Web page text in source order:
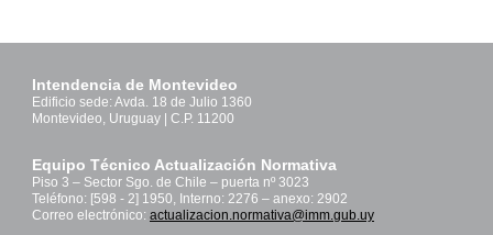
Intendencia de Montevideo
Edificio sede: Avda. 18 de Julio 1360
Montevideo, Uruguay | C.P. 11200
Equipo Técnico Actualización Normativa
Piso 3 – Sector Sgo. de Chile – puerta nº 3023
Teléfono: [598 - 2] 1950, Interno: 2276 – anexo: 2902
Correo electrónico: actualizacion.normativa@imm.gub.uy